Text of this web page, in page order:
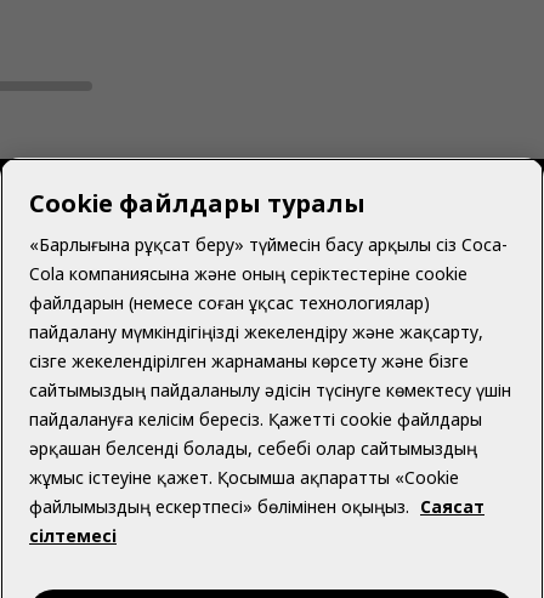
Қазақстан | Қазақ
Біз туралы
Көмек қажет пе?
Cookie файлдары туралы
«Барлығына рұқсат беру» түймесін басу арқылы сіз Coca-
Cola компаниясына және оның серіктестеріне cookie
файлдарын (немесе соған ұқсас технологиялар)
пайдалану мүмкіндігіңізді жекелендіру және жақсарту,
сізге жекелендірілген жарнаманы көрсету және бізге
сайтымыздың пайдаланылу әдісін түсінуге көмектесу үшін
пайдалануға келісім бересіз. Қажетті cookie файлдары
әрқашан белсенді болады, себебі олар сайтымыздың
жұмыс істеуіне қажет. Қосымша ақпаратты «Cookie
файлымыздың ескертпесі» бөлімінен оқыңыз. Саясат
сілтемесі